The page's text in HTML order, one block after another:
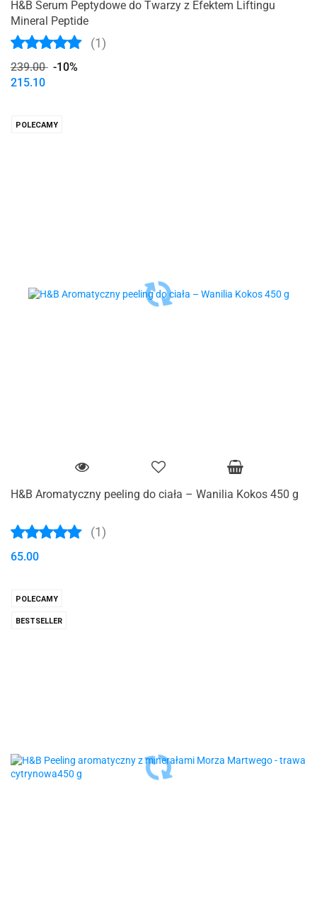
H&B Serum Peptydowe do Twarzy z Efektem Liftingu
Mineral Peptide
(1)
239.00 -10%
215.10
POLECAMY
H&B Aromatyczny peeling do ciała – Wanilia Kokos 450 g
(1)
65.00
POLECAMY
BESTSELLER